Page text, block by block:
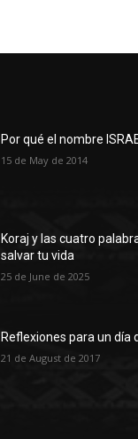
Por qué el nombre
15 de May de 2014
Koraj y las cuatro
salvar tu vida
25 de June de 2025
Reflexiones para un día
21 de August de 2017